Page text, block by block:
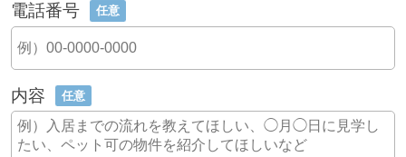
電話番号 任意
内容 任意